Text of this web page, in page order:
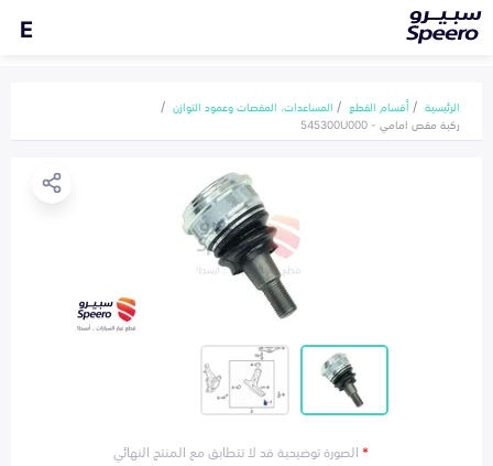
E
الرئيسية أقسام القطع
المساعدات، المقصات وعمود التوازن
ركبة مقص امامي - 545300U000
*الصورة توضيحية قد لا تتطابق مع المنتج النهائي